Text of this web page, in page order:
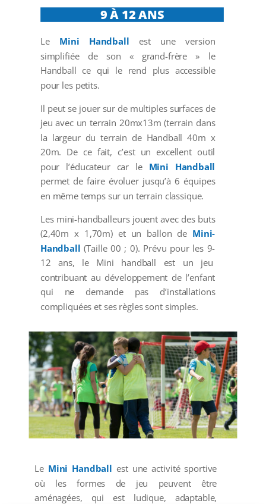
9 À 12 ANS
Le Mini Handball
est une version
simplifiée de son « grand-frère » le
Handball ce qui le rend plus accessible
pour les petits.
Il peut se jouer sur de multiples surfaces de
jeu avec un terrain 20mx13m (terrain dans
la largeur du terrain de Handball 40m x
20m. De ce fait, c’est un excellent outil
pour l’éducateur car le Mini Handball
permet de faire évoluer jusqu’à 6 équipes
en même temps sur un terrain classique.
Les mini-handballeurs jouent avec des buts
(2,40m x 1,70m) et un ballon de Mini-
Handball
(Taille 00 ; 0). Prévu pour les 9-
12 ans, le Mini handball est un jeu
contribuant au développement de l’enfant
qui ne demande pas d’installations
compliquées et ses règles sont simples.
Le Mini Handball est une activité sportive
où les formes de jeu peuvent être
aménagées, qui est ludique, adaptable,